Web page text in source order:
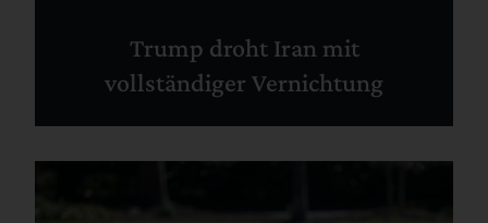
Trump droht Iran mit
vollständiger Vernichtung